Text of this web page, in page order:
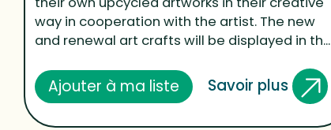
way in cooperation with the artist. The new
and renewal art crafts will be displayed in th...
Ajouter à ma liste Savoir plus